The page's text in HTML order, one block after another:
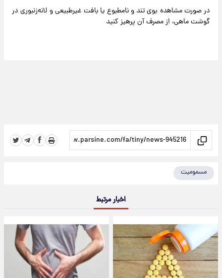
در صورت مشاهده بوی تند و نامطبوع یا بافت غیرطبیعی و لانه‌زنبوری در
گوشت ماهی، از مصرف آن پرهیز کنید
مسمومیت
اخبار مرتبط